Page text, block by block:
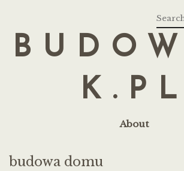
K.PL
About
budowa domu